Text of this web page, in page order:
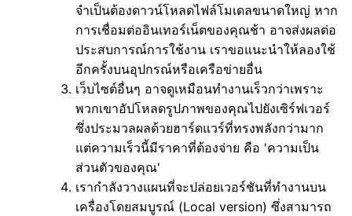
จำเป็นต้องดาวน์โหลดไฟล์โมเดลขนาดใหญ่ หาก
การเชื่อมต่ออินเทอร์เน็ตของคุณช้า อาจส่งผลต่อ
ประสบการณ์การใช้งาน เราขอแนะนำให้ลองใช้
อีกครั้งบนอุปกรณ์หรือเครือข่ายอื่น
เว็บไซต์อื่นๆ อาจดูเหมือนทำงานเร็วกว่าเพราะ
พวกเขาอัปโหลดรูปภาพของคุณไปยังเซิร์ฟเวอร์
ซึ่งประมวลผลด้วยฮาร์ดแวร์ที่ทรงพลังกว่ามาก
แต่ความเร็วนี้มีราคาที่ต้องจ่าย คือ 'ความเป็น
ส่วนตัวของคุณ'
เรากำลังวางแผนที่จะปล่อยเวอร์ชันที่ทำงานบน
เครื่องโดยสมบูรณ์ (Local version) ซึ่งสามารถ